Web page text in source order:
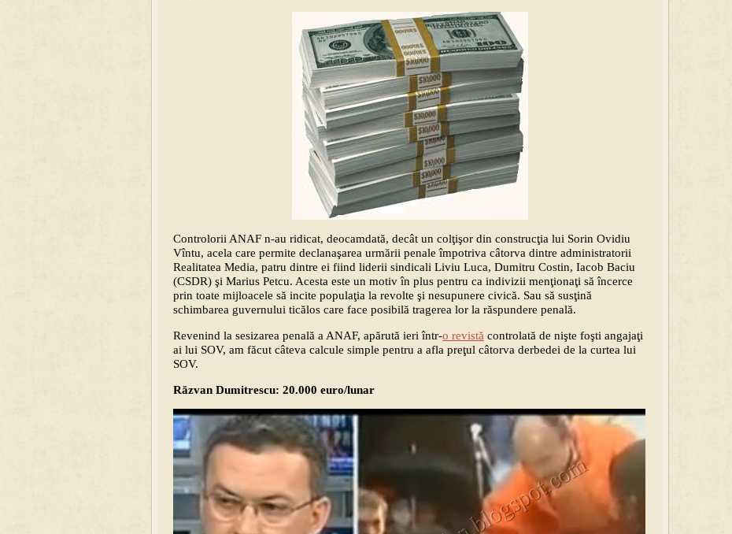
Controlorii ANAF n-au ridicat, deocamdată, decât un colţişor din construcţia lui Sorin Ovidiu
Vîntu, acela care permite declanaşarea urmării penale împotriva câtorva dintre administratorii
Realitatea Media, patru dintre ei fiind liderii sindicali Liviu Luca, Dumitru Costin, Iacob Baciu
(CSDR) şi Marius Petcu. Acesta este un motiv în plus pentru ca indivizii menţionaţi să încerce
prin toate mijloacele să incite populaţia la revolte şi nesupunere civică. Sau să susţină
schimbarea guvernului ticălos care face posibilă tragerea lor la răspundere penală.
Revenind la sesizarea penală a ANAF, apărută ieri într-o revistă controlată de nişte foşti angajaţi
ai lui SOV, am făcut câteva calcule simple pentru a afla preţul câtorva derbedei de la curtea lui
SOV.
Răzvan Dumitrescu: 20.000 euro/lunar